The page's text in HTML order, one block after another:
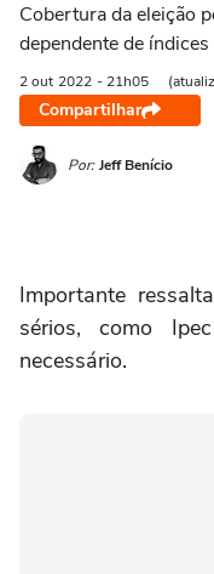
Cobertura da eleição
dependente de
2 out 2022 - 21h05
Compartilhar
Por: Jeff Benício
Importante
sérios, como
necessário.